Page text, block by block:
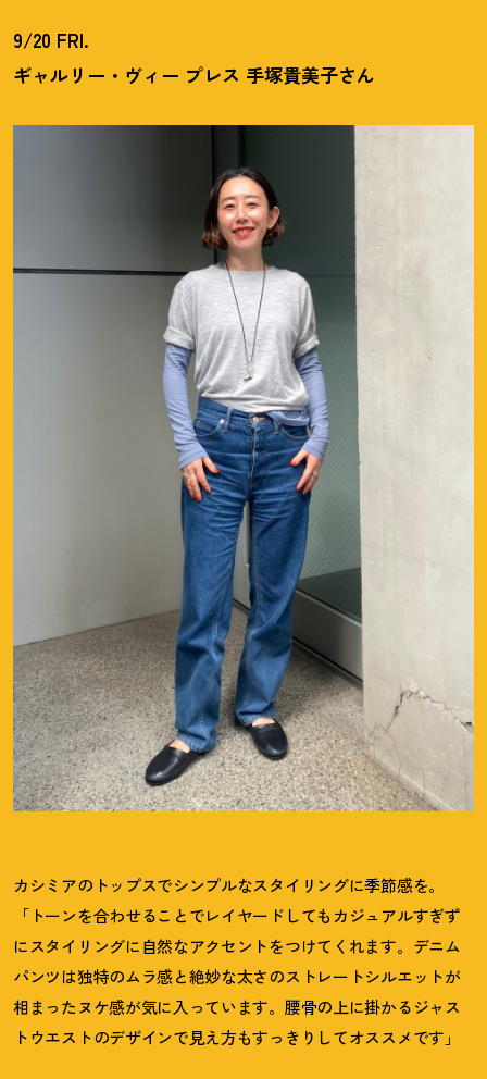
9/20 FRI.
ギャルリー・ヴィー プレス 手塚貴美子さん
カシミアのトップスでシンプルなスタイリングに季節感を。
「トーンを合わせることでレイヤードしてもカジュアルすぎず
にスタイリングに自然なアクセントをつけてくれます。デニム
パンツは独特のムラ感と絶妙な太さのストレートシルエットが
相まったヌケ感が気に入っています。腰骨の上に掛かるジャス
トウエストのデザインで見え方もすっきりしてオススメです」